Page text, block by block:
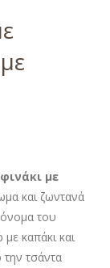
με
και ζωντανά
του
καπάκι και
την τσάντα